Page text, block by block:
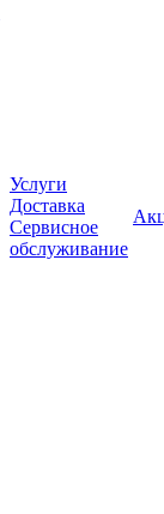
Услуги
Доставка
Сервисное
обслуживание